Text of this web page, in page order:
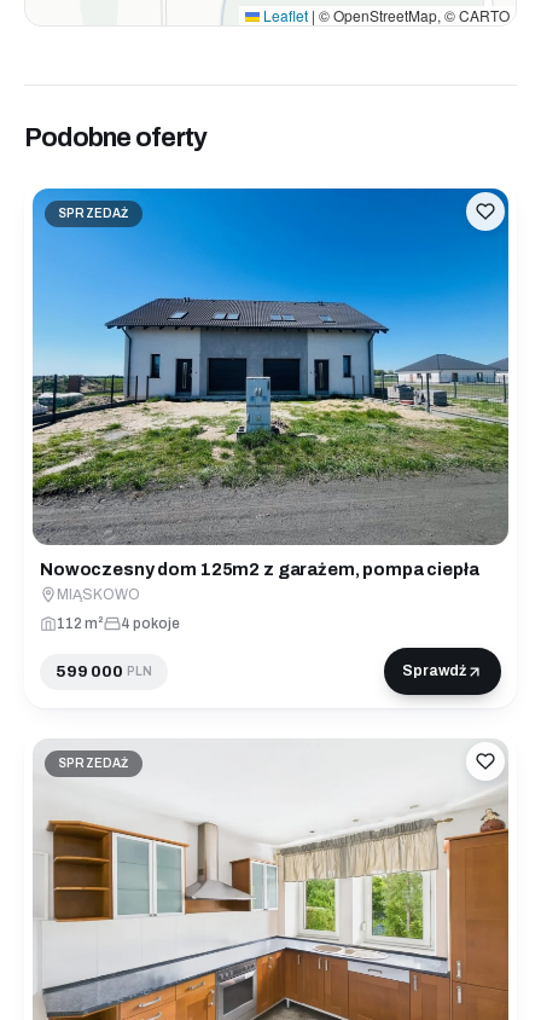
Leaflet | © OpenStreetMap, © CARTO
Podobne oferty
SPRZEDAŻ
Nowoczesny dom 125m2 z garażem, pompa ciepła
MIĄSKOWO
112 m²
4 pokoje
599 000 PLN Sprawdź
SPRZEDAŻ